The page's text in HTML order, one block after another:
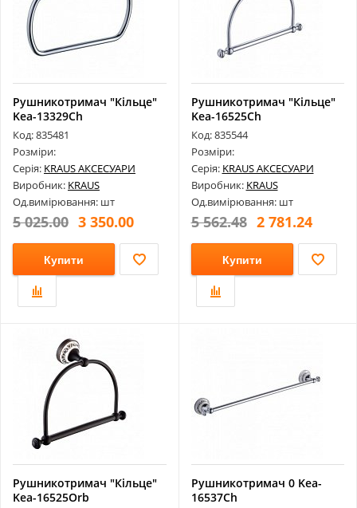
Рушникотримач "Кільце"
Kea-13329Ch
Код: 835481
Розміри:
Серія: KRAUS АКСЕСУАРИ
Виробник: KRAUS
Од.вимірювання: шт
5 025.00 3 350.00
Купити
Рушникотримач "Кільце"
Kea-16525Ch
Код: 835544
Розміри:
Серія: KRAUS АКСЕСУАРИ
Виробник: KRAUS
Од.вимірювання: шт
5 562.48 2 781.24
Купити
Рушникотримач "Кільце"
Kea-16525Orb
Рушникотримач 0 Kea-
16537Ch